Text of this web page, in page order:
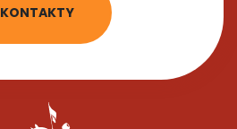
KONTAKTY